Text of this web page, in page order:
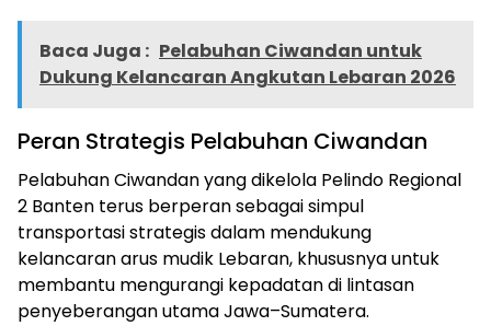
Baca Juga : Pelabuhan Ciwandan untuk
Dukung Kelancaran Angkutan Lebaran 2026
Peran Strategis Pelabuhan Ciwandan
Pelabuhan Ciwandan yang dikelola Pelindo Regional
2 Banten terus berperan sebagai simpul
transportasi strategis dalam mendukung
kelancaran arus mudik Lebaran, khususnya untuk
membantu mengurangi kepadatan di lintasan
penyeberangan utama Jawa–Sumatera.